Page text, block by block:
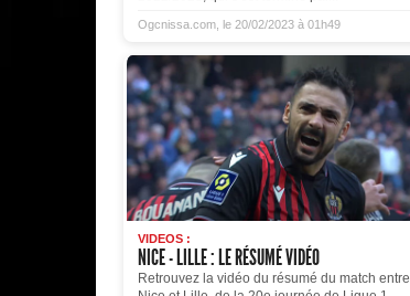
Ogcnissa.com, le 20/02/2023 à 01h49
VIDEOS :
NICE - LILLE : LE RÉSUMÉ VIDÉO
Retrouvez la vidéo du résumé du match entre